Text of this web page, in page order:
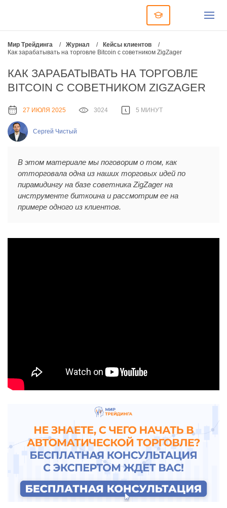
Мир Трейдинга / Журнал / Кейсы клиентов
/
Как зарабатывать на торговле Bitcoin с советником ZigZager
КАК ЗАРАБАТЫВАТЬ НА ТОРГОВЛЕ
BITCOIN С СОВЕТНИКОМ ZIGZAGER
27 ИЮЛЯ 2025 3024 5 МИНУТ
Сергей Чистый
В этом материале мы поговорим о том, как
отторговала одна из наших торговых идей по
пирамидингу на базе советника ZigZager на
инструменте биткоина и рассмотрим ее на
примере одного из клиентов.